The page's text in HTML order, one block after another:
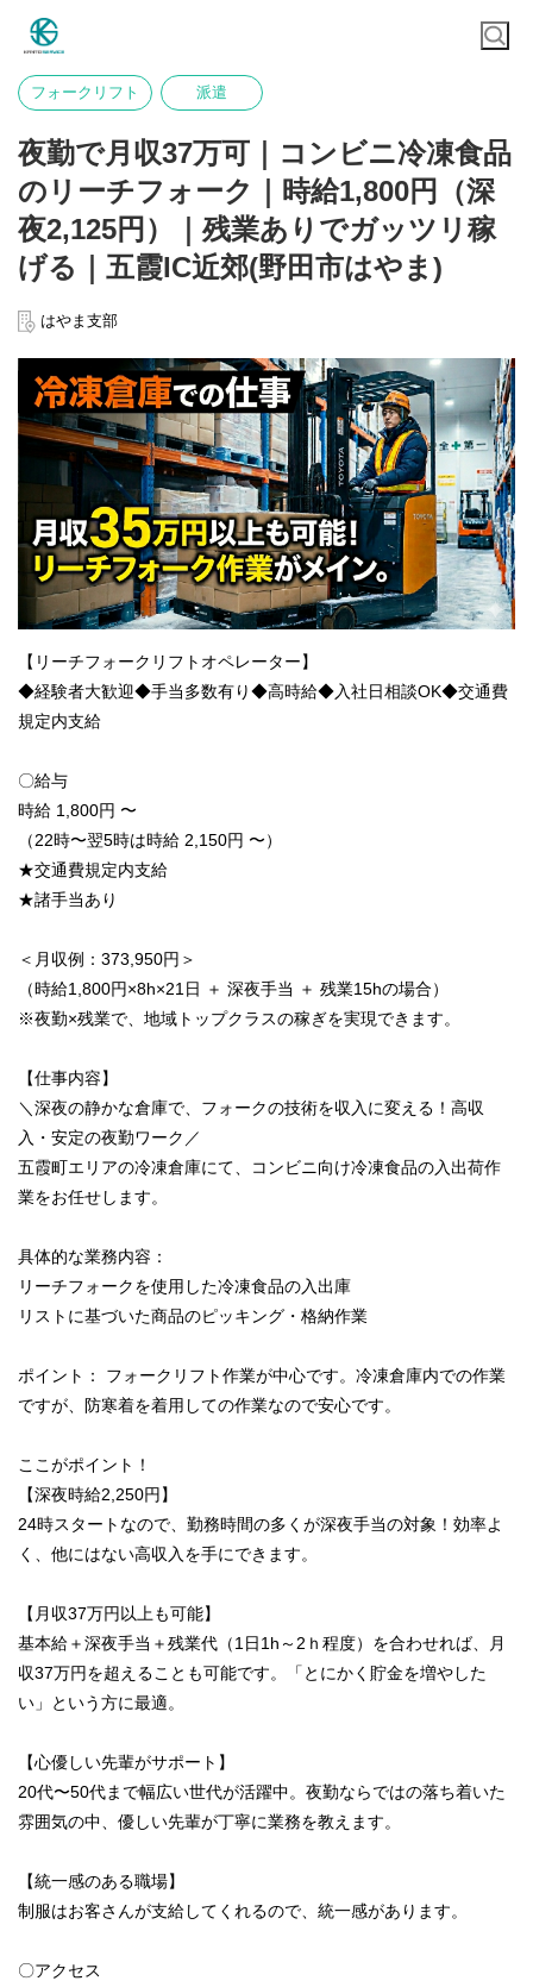
フォークリフト 派遣
夜勤で月収37万可｜コンビニ冷凍食品
のリーチフォーク｜時給1,800円（深
夜2,125円）｜残業ありでガッツリ稼
げる｜五霞IC近郊(野田市はやま)
はやま支部
【リーチフォークリフトオペレーター】
◆経験者大歓迎◆手当多数有り◆高時給◆入社日相談OK◆交通費
規定内支給
〇給与
時給 1,800円 〜
（22時〜翌5時は時給 2,150円 〜）
★交通費規定内支給
★諸手当あり
＜月収例：373,950円＞
（時給1,800円×8h×21日 ＋ 深夜手当 ＋ 残業15hの場合）
※夜勤×残業で、地域トップクラスの稼ぎを実現できます。
【仕事内容】
＼深夜の静かな倉庫で、フォークの技術を収入に変える！高収
入・安定の夜勤ワーク／
五霞町エリアの冷凍倉庫にて、コンビニ向け冷凍食品の入出荷作
業をお任せします。
具体的な業務内容：
リーチフォークを使用した冷凍食品の入出庫
リストに基づいた商品のピッキング・格納作業
ポイント： フォークリフト作業が中心です。冷凍倉庫内での作業
ですが、防寒着を着用しての作業なので安心です。
ここがポイント！
【深夜時給2,250円】
24時スタートなので、勤務時間の多くが深夜手当の対象！効率よ
く、他にはない高収入を手にできます。
【月収37万円以上も可能】
基本給＋深夜手当＋残業代（1日1h～2ｈ程度）を合わせれば、月
収37万円を超えることも可能です。「とにかく貯金を増やした
い」という方に最適。
【心優しい先輩がサポート】
20代〜50代まで幅広い世代が活躍中。夜勤ならではの落ち着いた
雰囲気の中、優しい先輩が丁寧に業務を教えます。
【統一感のある職場】
制服はお客さんが支給してくれるので、統一感があります。
〇アクセス